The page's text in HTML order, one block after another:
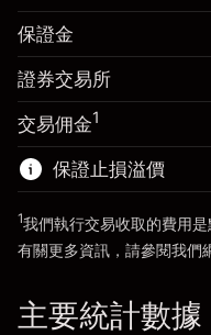
隔夜倉息
使用杠杆的交易規
來自杠杆的資金 -
NOK 19,000.00
前往平台
保證金。您的投
隔夜倉息
來自頭寸全值的費用
使用杠杆的交易規
來自杠杆的資金 -
NOK 19,000.00
前往平台
保證金
證券交易所
交易佣金1
保證止損溢價
1我們執行交易收取的費用是
有關更多資訊，請參閱我們
主要統計數據